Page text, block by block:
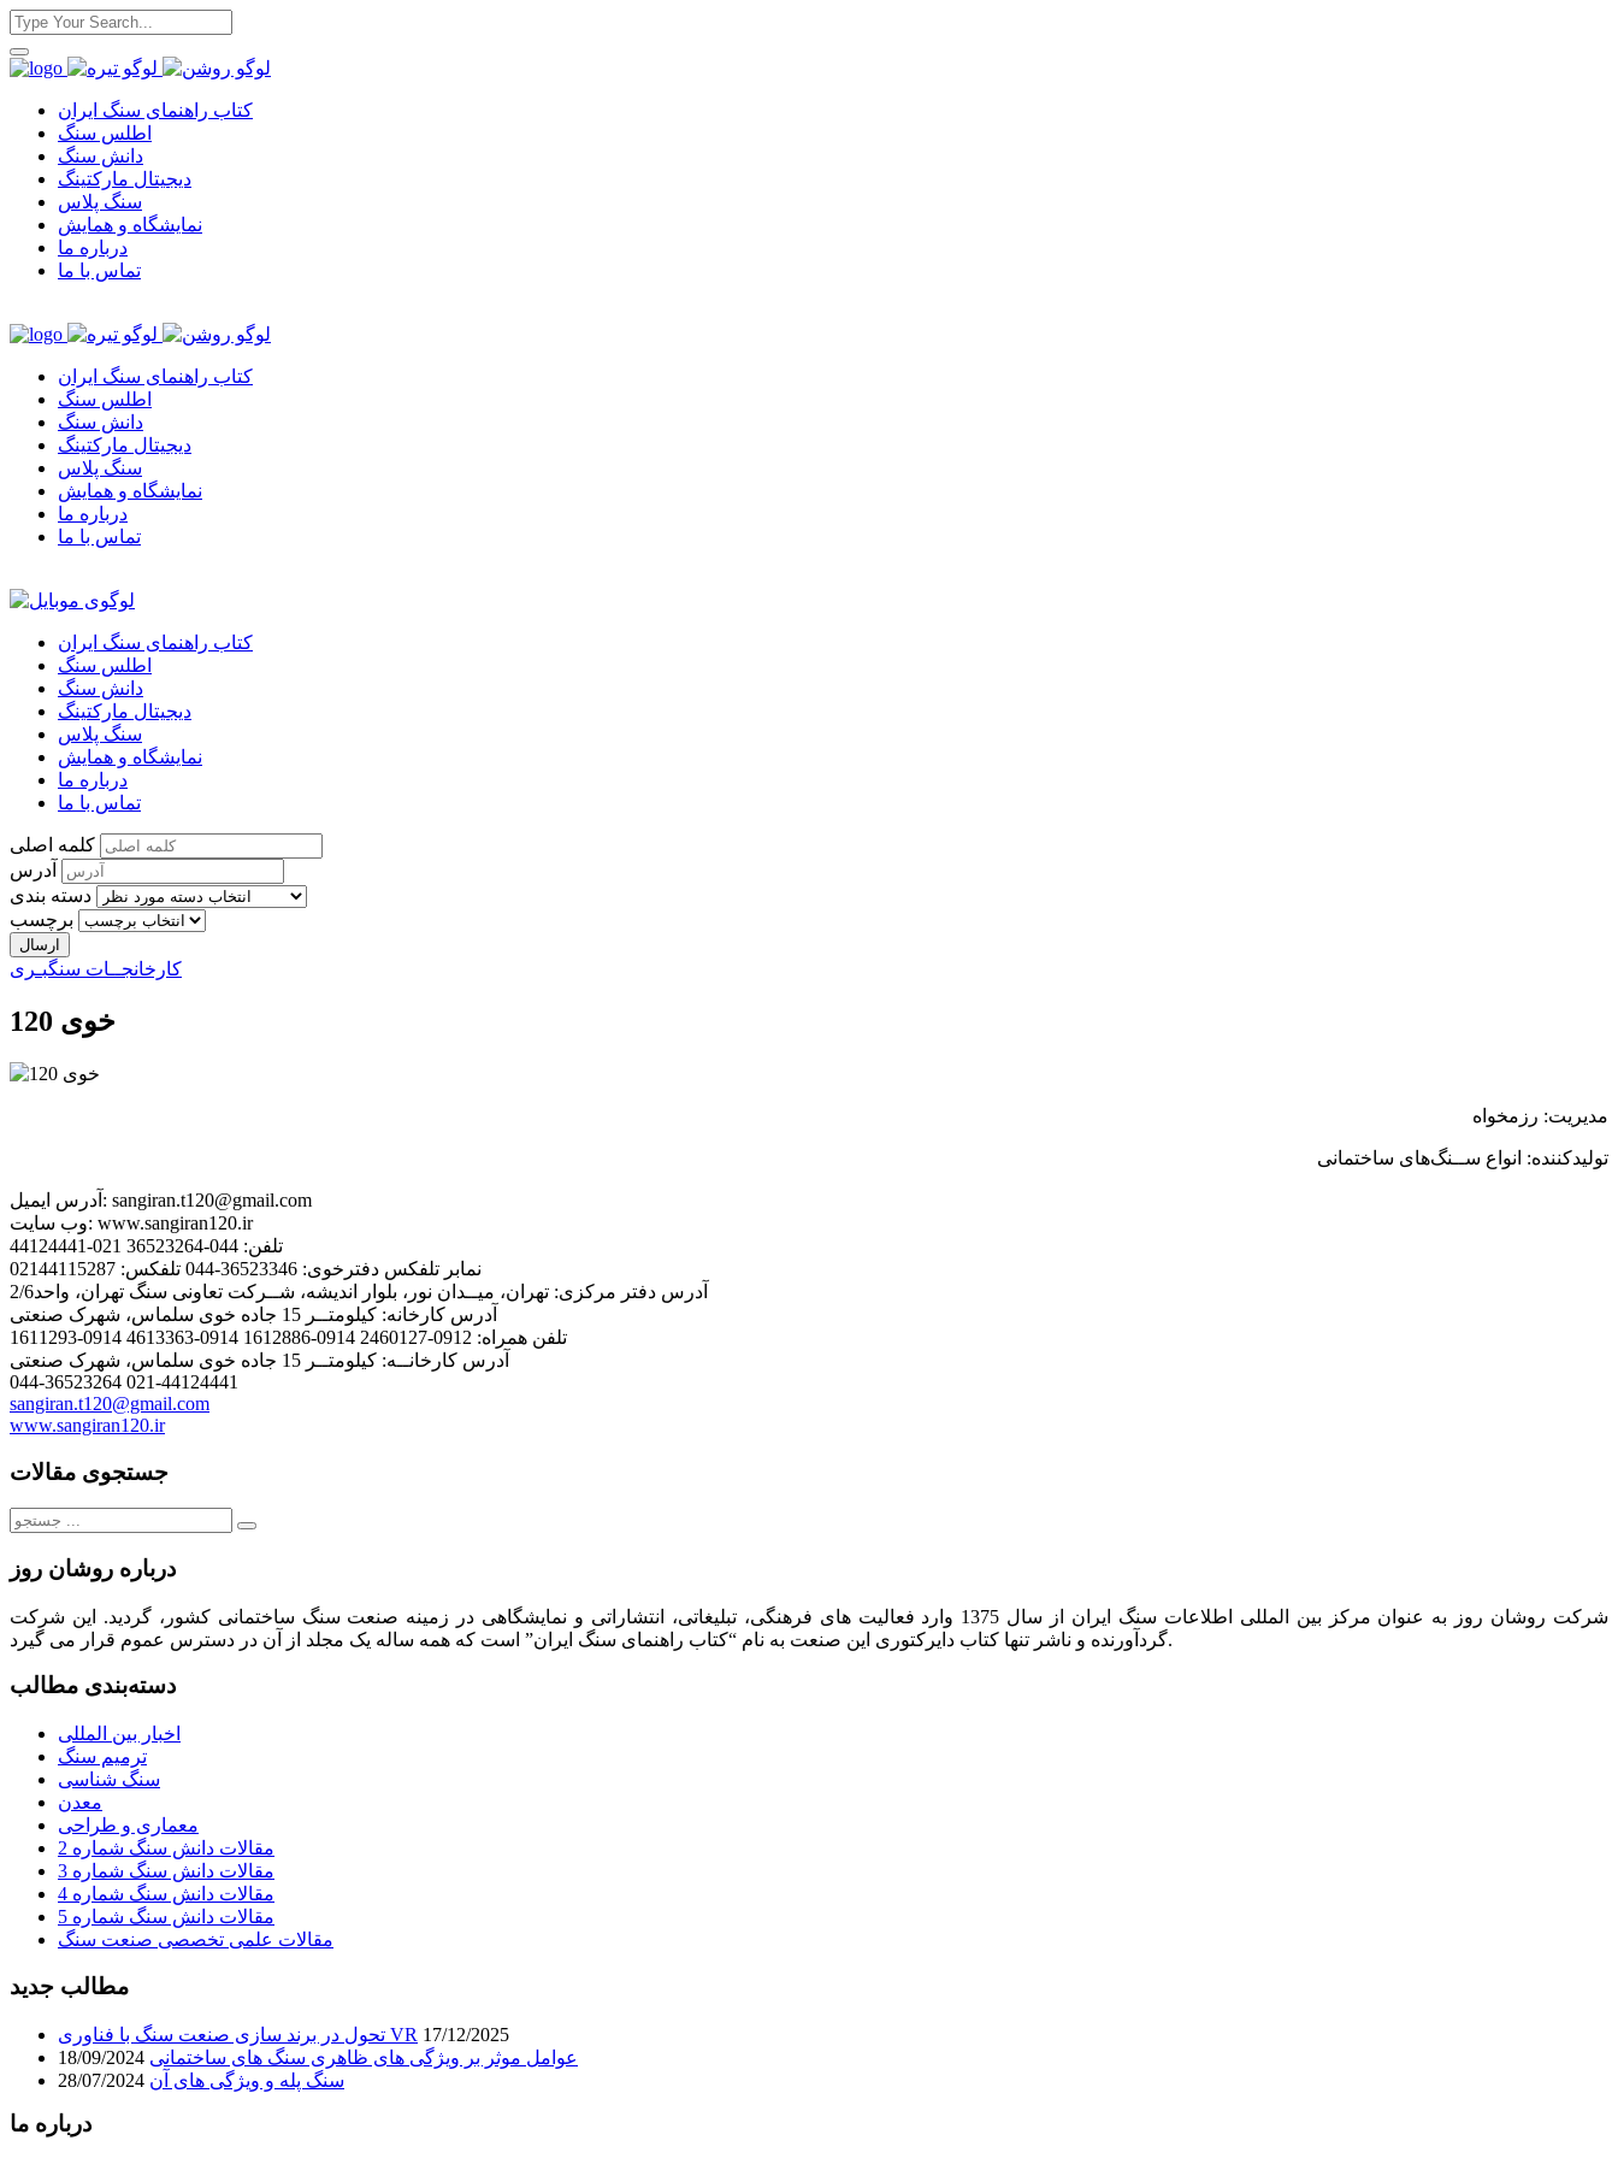
کتاب راهنمای سنگ ایران
اطلس سنگ
دانش سنگ
دیجیتال مارکتینگ
سنگ پلاس
نمایشگاه و همایش
درباره ما
تماس با ما
کتاب راهنمای سنگ ایران
اطلس سنگ
دانش سنگ
دیجیتال مارکتینگ
سنگ پلاس
نمایشگاه و همایش
درباره ما
تماس با ما
کتاب راهنمای سنگ ایران
اطلس سنگ
دانش سنگ
دیجیتال مارکتینگ
سنگ پلاس
نمایشگاه و همایش
درباره ما
تماس با ما
کلمه اصلی
آدرس
دسته بندی
برچسب
کارخانجــات سنگبـری
120 خوی
مدیریت: رزمخواه
تولیدکننده: انواع ســنگهای ساختمانی
آدرس ایمیل: sangiran.t120@gmail.com
وب سایت: www.sangiran120.ir
تلفن: 044-36523264 021-44124441
نمابر تلفکس دفترخوی: 36523346-044 تلفکس: 02144115287
آدرس دفتر مرکزی: تهران، میــدان نور، بلوار اندیشه، شــرکت تعاونی سنگ تهران، واحد2/6
آدرس کارخانه: کیلومتــر 15 جاده خوی سلماس، شهرک صنعتی
تلفن همراه: 0912-2460127 0914-1612886 0914-4613363 0914-1611293
آدرس کارخانــه: کیلومتــر 15 جاده خوی سلماس، شهرک صنعتی
044-36523264 021-44124441
sangiran.t120@gmail.com
www.sangiran120.ir
جستجوی مقالات
جستجو
درباره روشان روز
شرکت روشان روز به عنوان مرکز بین المللی اطلاعات سنگ ایران از سال 1375 وارد فعالیت های فرهنگی، تبلیغاتی، انتشاراتی و نمایشگاهی در زمینه صنعت سنگ ساختمانی کشور، گردید. این شرکت
گردآورنده و ناشر تنها کتاب دایرکتوری این صنعت به نام “کتاب راهنمای سنگ ایران” است که همه ساله یک مجلد از آن در دسترس عموم قرار می گیرد.
دسته‌بندی مطالب
اخبار بین المللی
ترمیم سنگ
سنگ شناسی
معدن
معماری و طراحی
مقالات دانش سنگ شماره 2
مقالات دانش سنگ شماره 3
مقالات دانش سنگ شماره 4
مقالات دانش سنگ شماره 5
مقالات علمی تخصصی صنعت سنگ
مطالب جدید
تحول در برند سازی صنعت سنگ با فناوری VR 17/12/2025
عوامل موثر بر ویژگی های ظاهری سنگ های ساختمانی 18/09/2024
سنگ پله و ویژگی های آن 28/07/2024
درباره ما